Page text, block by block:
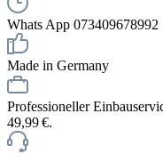
Whats App 073409678992
Made in Germany
Professioneller
49,99 €.